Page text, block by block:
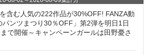
含む人気の222作品が30%OFF! FANZA動
パンツまつり30％OFF」第2弾を明日1日
で開催～キャンペーンガールは田野憂さ